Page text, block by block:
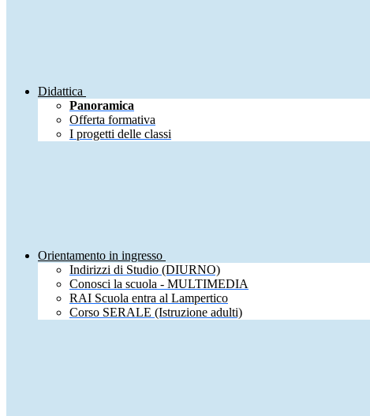
Didattica
Panoramica
Offerta formativa
I progetti delle classi
Orientamento in ingresso
Indirizzi di Studio (DIURNO)
Conosci la scuola - MULTIMEDIA
RAI Scuola entra al Lampertico
Corso SERALE (Istruzione adulti)